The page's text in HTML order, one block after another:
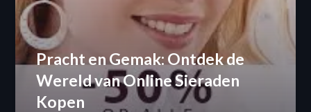
Pracht en Gemak: Ontdek de
Wereld van Online Sieraden
Kopen